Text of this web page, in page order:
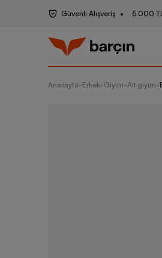
Güvenli Alışveriş 5.000
Anasayfa-Erkek-Giyim-Alt giyim-